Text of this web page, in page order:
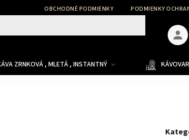
OBCHODNÉ PODMIENKY PODMIENKY
ZRNKOVÁ , MLETÁ , INSTANTNÝ